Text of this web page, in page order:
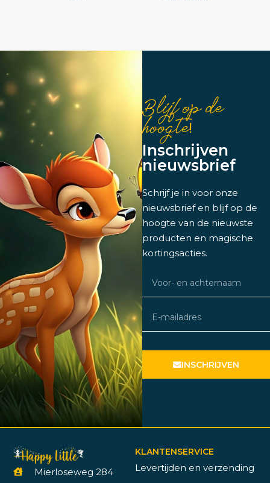
Blijf op de
hoogte!
Inschrijven
nieuwsbrief
Schrijf je in voor onze
nieuwsbrief en blijf op de
hoogte van de nieuwste
producten en magische
kortingsacties.
INSCHRIJVEN
Mierloseweg 284
KLANTENSERVICE
Levertijden en verzending